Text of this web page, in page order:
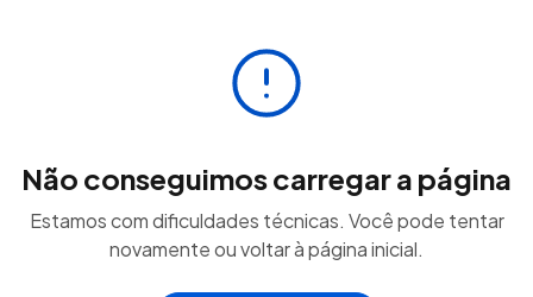
Não conseguimos carregar a página
Estamos com dificuldades técnicas. Você pode tentar
novamente ou voltar à página inicial.